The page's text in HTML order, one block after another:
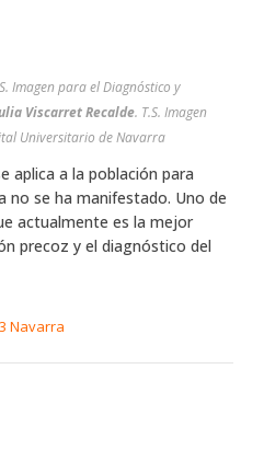
Imagen para el Diagnóstico y
Viscarret Recalde. T.S. Imagen
Universitario de Navarra
aplica a la población para
no se ha manifestado. Uno de
actualmente es la mejor
precoz y el diagnóstico del
Navarra